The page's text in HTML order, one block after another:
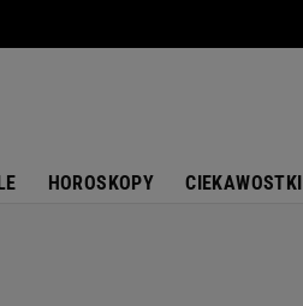
HOROSKOPY CIEKAWOSTKI